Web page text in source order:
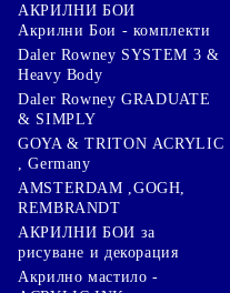
АКРИЛНИ БОИ
Акрилни Бои - комплекти
Daler Rowney SYSTEM 3 &
Heavy Body
Daler Rowney GRADUATE
& SIMPLY
GOYA & TRITON АCRYLIC
, Germany
AMSTERDAM ,GOGH,
REMBRANDT
АКРИЛНИ БОИ за
рисуване и декорация
Акрилно мастило -